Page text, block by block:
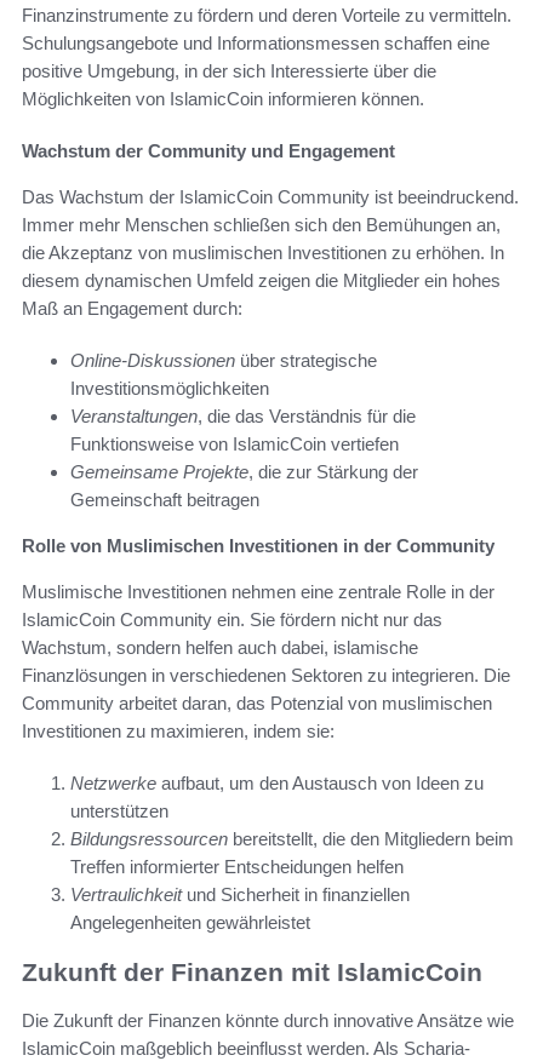
Finanzinstrumente zu fördern und deren Vorteile zu vermitteln.
Schulungsangebote und Informationsmessen schaffen eine
positive Umgebung, in der sich Interessierte über die
Möglichkeiten von IslamicCoin informieren können.
Wachstum der Community und Engagement
Das Wachstum der IslamicCoin Community ist beeindruckend.
Immer mehr Menschen schließen sich den Bemühungen an,
die Akzeptanz von muslimischen Investitionen zu erhöhen. In
diesem dynamischen Umfeld zeigen die Mitglieder ein hohes
Maß an Engagement durch:
Online-Diskussionen über strategische
Investitionsmöglichkeiten
Veranstaltungen, die das Verständnis für die
Funktionsweise von IslamicCoin vertiefen
Gemeinsame Projekte, die zur Stärkung der
Gemeinschaft beitragen
Rolle von Muslimischen Investitionen in der Community
Muslimische Investitionen nehmen eine zentrale Rolle in der
IslamicCoin Community ein. Sie fördern nicht nur das
Wachstum, sondern helfen auch dabei, islamische
Finanzlösungen in verschiedenen Sektoren zu integrieren. Die
Community arbeitet daran, das Potenzial von muslimischen
Investitionen zu maximieren, indem sie:
Netzwerke aufbaut, um den Austausch von Ideen zu
unterstützen
Bildungsressourcen bereitstellt, die den Mitgliedern beim
Treffen informierter Entscheidungen helfen
Vertraulichkeitund Sicherheit in finanziellen
Angelegenheiten gewährleistet
Zukunft der Finanzen mit IslamicCoin
Die Zukunft der Finanzen könnte durch innovative Ansätze wie
IslamicCoin maßgeblich beeinflusst werden. Als Scharia-